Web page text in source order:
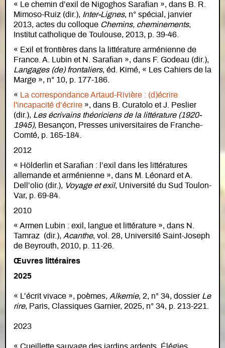
« Le chemin d’exil de Nigoghos Sarafian », dans B. R.
Mimoso-Ruiz (dir.), Inter-Lignes, n° spécial, janvier
2013, actes du colloque Chemins, cheminements,
Institut catholique de Toulouse, 2013, p. 39-46.
« Exil et frontières dans la littérature arménienne de
France. A. Lubin et N. Sarafian », dans F. Godeau (dir.),
Langages (de) frontaliers, éd. Kimé, « Les Cahiers de la
Marge », n° 10, p. 177-186.
«
La correspondance Artaud-Rivière : (d)écrire
l'incapacité d’écrire », dans B. Curatolo et J. Peslier
(dir.), Les écrivains théoriciens de la littérature (1920-
1945), Besançon, Presses universitaires de Franche-
Comté, p. 165-184.
2012
« Hölderlin et Sarafian : l’exil dans les littératures
allemande et arménienne », dans M. Léonard et A.
Dell’olio (dir.), Voyage et exil, Université du Sud Toulon-
Var, p. 69-84.
2010
« Armen Lubin : exil, langue et littérature », dans N.
Tamraz (dir.), Acanthe, vol. 28, Université Saint-Joseph
de Beyrouth, 2010, p. 11-26.
Œuvres littéraires
2025
« L’écrit vivace », poèmes, Alkemie, 2, n° 34, dossier Le
rire, Paris, Classiques Garnier, 2025, n° 34, p. 213-221.
2023